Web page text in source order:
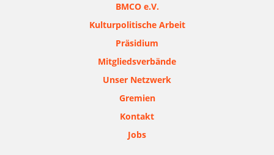
BMCO e.V.
Kulturpolitische Arbeit
Präsidium
Mitgliedsverbände
Unser Netzwerk
Gremien
Kontakt
Jobs